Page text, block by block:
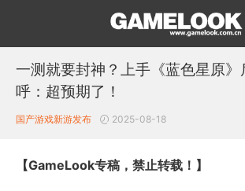
一测就要封神？上手《蓝色星原》
呼：超预期了！
国产游戏新游发布 2025-08-18
【GameLook专稿，禁止转载！】